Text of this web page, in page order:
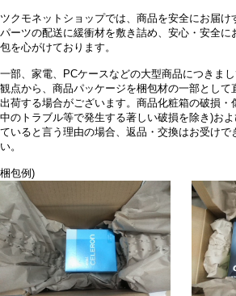
ツクモネットショップでは、商品を安全にお届
パーツの配送に緩衝材を敷き詰め、安心・安全に
包を心がけております。
一部、家電、PCケースなどの大型商品につきま
観点から、商品パッケージを梱包材の一部として
出荷する場合がございます。商品化粧箱の破損・
中のトラブル等で発生する著しい破損を除き)お
ていると言う理由の場合、返品・交換はお受けで
い。
梱包例)